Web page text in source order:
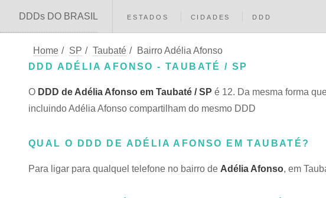
DDDs DO BRASIL ESTADOS CIDADES DDD
Home / SP / Taubaté /
Bairro Adélia Afonso
DDD ADÉLIA AFONSO - TAUBATÉ / SP
O DDD de Adélia Afonso em Taubaté / SP é 12. Da mesma forma
incluindo Adélia Afonso compartilham do mesmo DDD
QUAL O DDD DE ADÉLIA AFONSO EM TAUBATÉ?
Para ligar para qualquel telefone no bairro de Adélia Afonso, em